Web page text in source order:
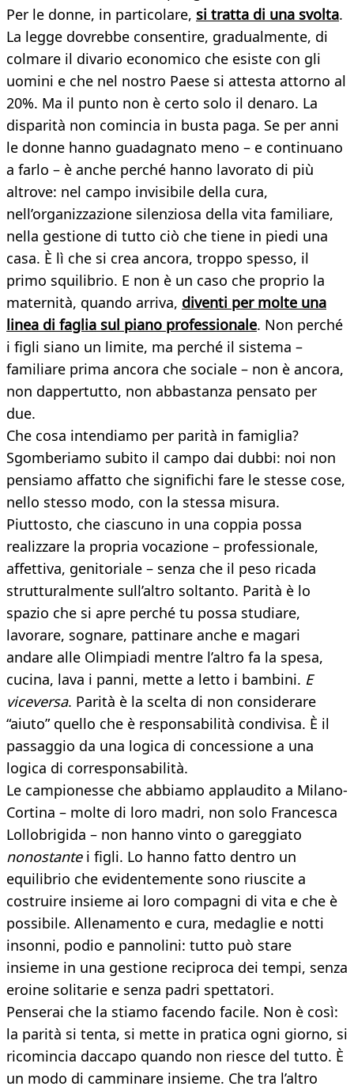
Per le donne, in particolare, si tratta di una svolta.
La legge dovrebbe consentire, gradualmente, di
colmare il divario economico che esiste con gli
uomini e che nel nostro Paese si attesta attorno al
20%. Ma il punto non è certo solo il denaro. La
disparità non comincia in busta paga. Se per anni
le donne hanno guadagnato meno – e continuano
a farlo – è anche perché hanno lavorato di più
altrove: nel campo invisibile della cura,
nell’organizzazione silenziosa della vita familiare,
nella gestione di tutto ciò che tiene in piedi una
casa. È lì che si crea ancora, troppo spesso, il
primo squilibrio. E non è un caso che proprio la
maternità, quando arriva, diventi per molte una
linea di faglia sul piano professionale. Non perché
i figli siano un limite, ma perché il sistema –
familiare prima ancora che sociale – non è ancora,
non dappertutto, non abbastanza pensato per
due.
Che cosa intendiamo per parità in famiglia?
Sgomberiamo subito il campo dai dubbi: noi non
pensiamo affatto che significhi fare le stesse cose,
nello stesso modo, con la stessa misura.
Piuttosto, che ciascuno in una coppia possa
realizzare la propria vocazione – professionale,
affettiva, genitoriale – senza che il peso ricada
strutturalmente sull’altro soltanto. Parità è lo
spazio che si apre perché tu possa studiare,
lavorare, sognare, pattinare anche e magari
andare alle Olimpiadi mentre l’altro fa la spesa,
cucina, lava i panni, mette a letto i bambini. E
viceversa. Parità è la scelta di non considerare
“aiuto” quello che è responsabilità condivisa. È il
passaggio da una logica di concessione a una
logica di corresponsabilità.
Le campionesse che abbiamo applaudito a Milano-
Cortina – molte di loro madri, non solo Francesca
Lollobrigida – non hanno vinto o gareggiato
nonostantei figli. Lo hanno fatto dentro un
equilibrio che evidentemente sono riuscite a
costruire insieme ai loro compagni di vita e che è
possibile. Allenamento e cura, medaglie e notti
insonni, podio e pannolini: tutto può stare
insieme in una gestione reciproca dei tempi, senza
eroine solitarie e senza padri spettatori.
Penserai che la stiamo facendo facile. Non è così:
la parità si tenta, si mette in pratica ogni giorno, si
ricomincia daccapo quando non riesce del tutto. È
un modo di camminare insieme. Che tra l’altro